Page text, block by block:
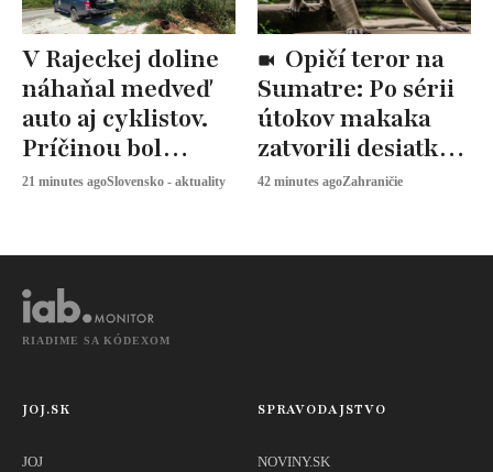
V Rajeckej doline
náhaňal medveď
auto aj cyklistov.
Príčinou bol
nelegálny
21 minutes agoSlovensko - aktuality
Sumatre: Po sérii
útokov makaka
zatvorili desiatky
škôl
42 minutes agoZahraničie
RIADIME SA KÓDEXOM
JOJ.SK
JOJ
SPRAVODAJSTVO
NOVINY.SK